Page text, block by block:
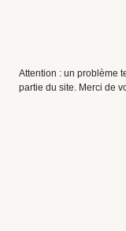
Attention : un problème
partie du site. Merci de